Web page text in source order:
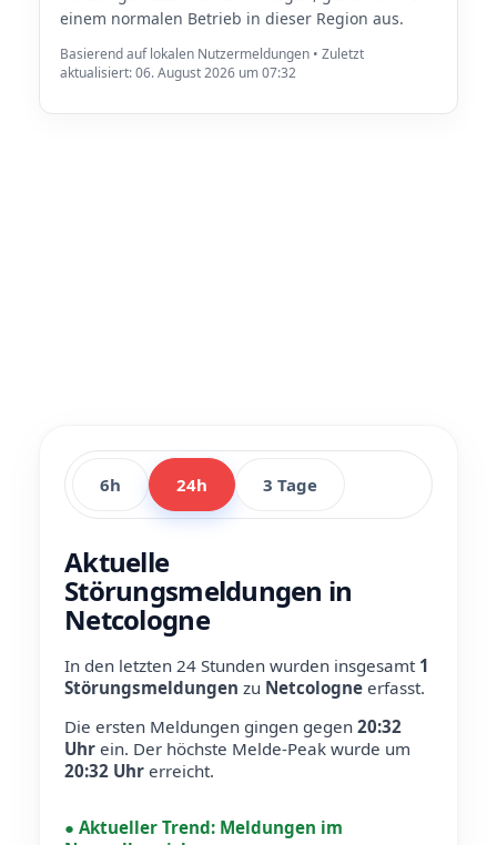
einem normalen Betrieb in dieser Region aus.
Basierend auf lokalen Nutzermeldungen • Zuletzt
aktualisiert: 06. August 2026 um 07:32
6h 24h 3 Tage
Aktuelle
Störungsmeldungen in
Netcologne
In den letzten 24 Stunden wurden insgesamt 1
Störungsmeldungen zu Netcologne erfasst.
Die ersten Meldungen gingen gegen 20:32
Uhr ein. Der höchste Melde-Peak wurde um
20:32 Uhr erreicht.
● Aktueller Trend: Meldungen im